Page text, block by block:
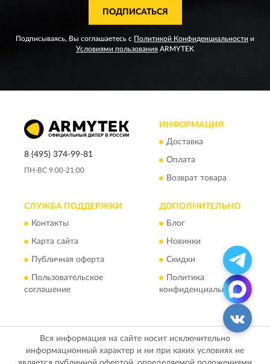
ПОДПИСАТЬСЯ
Подписываясь, Вы соглашаетесь с Политикой Конфиденциальности и
Условиями пользования ARMYTEK
8 (495) 374-99-81
ПН-ВС 9:00-21:00
ИНФОРМАЦИЯ
Доставка
Оплата
Возврат товара
СЛУЖБА ПОДДЕРЖКИ
Контакты
Карта сайта
Публичная оферта
Пользовательское
соглашение
ДОПОЛНИТЕЛЬНО
Блог
Новинки
Скидки
Политика
конфиденциальности
Вся информация на сайте носит исключительно
информационный характер и ни при каких условиях не